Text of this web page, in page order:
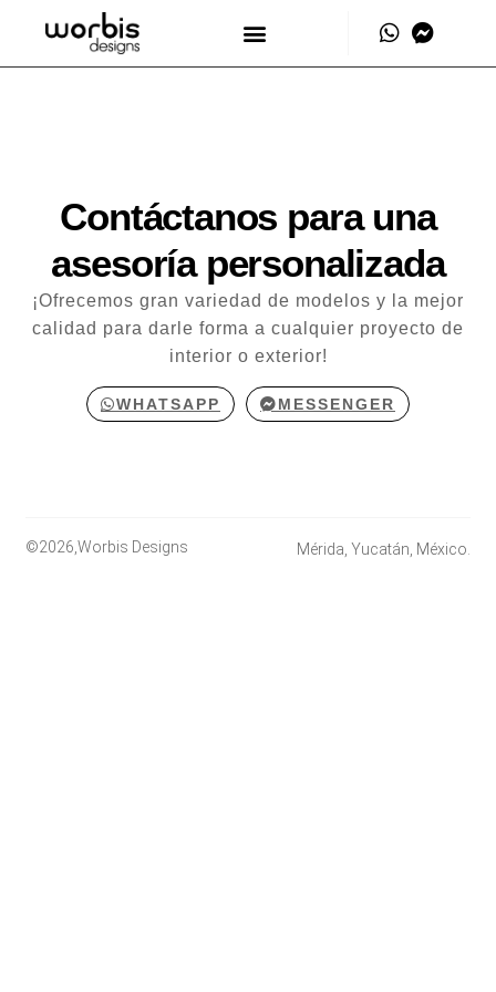
Contáctanos para una
asesoría personalizada
¡Ofrecemos gran variedad de modelos y la mejor
calidad para darle forma a cualquier proyecto de
interior o exterior!
WHATSAPP MESSENGER
©2026,Worbis Designs Mérida, Yucatán, México.